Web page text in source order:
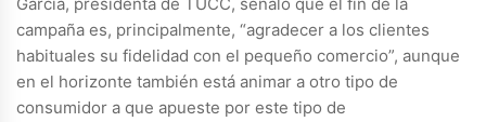
García, presidenta de TUCC, señaló que el fin de la
campaña es, principalmente, “agradecer a los clientes
habituales su fidelidad con el pequeño comercio”, aunque
en el horizonte también está animar a otro tipo de
consumidor a que apueste por este tipo de